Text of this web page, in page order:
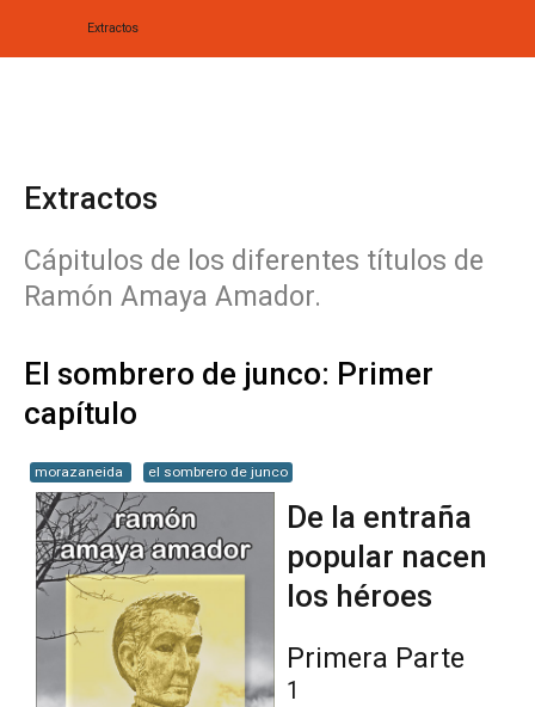
Noticias
Editorial
Radionovela
Extractos
Extractos
Cápitulos de los diferentes títulos de
Ramón Amaya Amador.
El sombrero de junco: Primer
capítulo
morazaneida el sombrero de junco
De la entraña
popular nacen
los héroes
Primera Parte
1